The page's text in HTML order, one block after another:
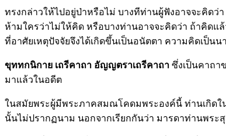
ทรงกล่าวให้ไปอยู่ป่าหรือไม่ บางทีท่านผู้ฟังอาจจะคิด
ห้ามใครว่าไม่ให้คิด หรือบางท่านอาจจะคิดว่า ถ้าคิดแ
ที่อาศัยเหตุปัจจัยจึงได้เกิดขึ้นเป็นอนัตตา ความคิดเป็น
ขุททกนิกาย เถรีคาถา อัญญตราเถรีคาถา ซึ่งเป็นคาถา
มาแล้วในอดีต
ในสมัยพระผู้มีพระภาคสมณโคดมพระองค์นี้ ท่านเกิดใ
นั้นไม่ปรากฏนาม นอกจากเรียกกันว่า มารดาท่านพระ